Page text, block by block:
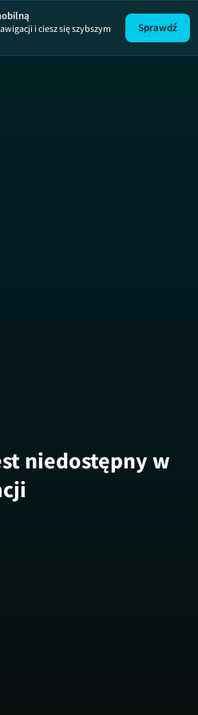
Prawo Agaty
i ciesz się szybszym
Sprawdź
niedostępny w